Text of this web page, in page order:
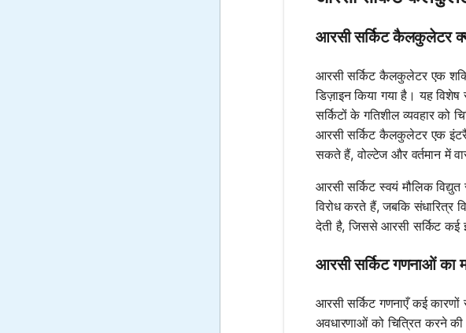
आरसी सर्किट कैलकुलेटर
आरसी सर्किट कैलकुलेटर एक
डिज़ाइन किया गया है। यह
सर्किटों के गतिशील व्यवहार को
आरसी सर्किट कैलकुलेटर एक
सकते हैं, वोल्टेज और वर्तमान में
आरसी सर्किट स्वयं मौलिक विद्युत
विरोध करते हैं, जबकि संधारित्र
देती है, जिससे आरसी सर्किट कई
आरसी सर्किट गणनाओं का
आरसी सर्किट गणनाएँ कई कारणों
अवधारणाओं को चित्रित करने